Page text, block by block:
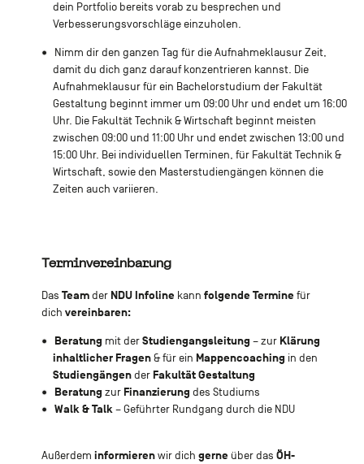
dein Portfolio bereits vorab zu besprechen und
Verbesserungsvorschläge einzuholen.
Nimm dir den ganzen Tag für die Aufnahmeklausur Zeit,
damit du dich ganz darauf konzentrieren kannst. Die
Aufnahmeklausur für ein Bachelorstudium der Fakultät
Gestaltung beginnt immer um 09:00 Uhr und endet um 16:00
Uhr. Die Fakultät Technik & Wirtschaft beginnt meisten
zwischen 09:00 und 11:00 Uhr und endet zwischen 13:00 und
15:00 Uhr. Bei individuellen Terminen, für Fakultät Technik &
Wirtschaft, sowie den Masterstudiengängen können die
Zeiten auch variieren.
Terminvereinbarung
Das Teamder NDU Infoline kann folgende Termine für
dich vereinbaren:
Beratung mit derStudiengangsleitung – zur Klärung
inhaltlicher Fragen& für ein Mappencoaching in den
Studiengängender Fakultät Gestaltung
Beratung zur Finanzierung des Studiums
Walk & Talk – Geführter Rundgang durch die NDU
Außerdem informierenwir dich gerne über das ÖH-